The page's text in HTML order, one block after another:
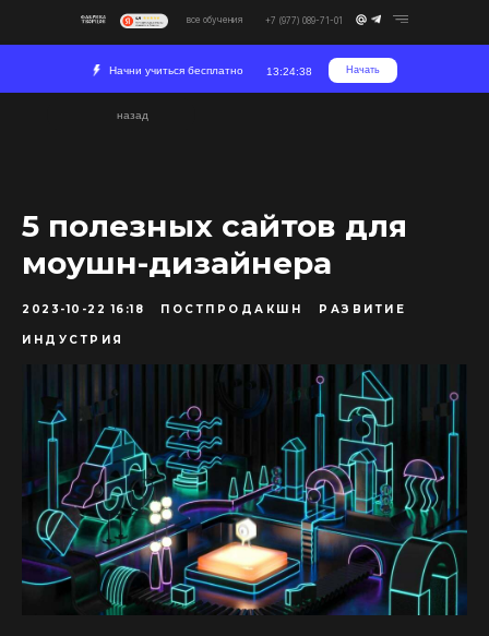
все обучения +7 (977) 089-71-01
13:24:38
Начни учиться бесплатно Начать
назад
5 полезных сайтов для
моушн-дизайнера
2023-10-22 16:18 ПОСТПРОДАКШН РАЗВИТИЕ
ИНДУСТРИЯ